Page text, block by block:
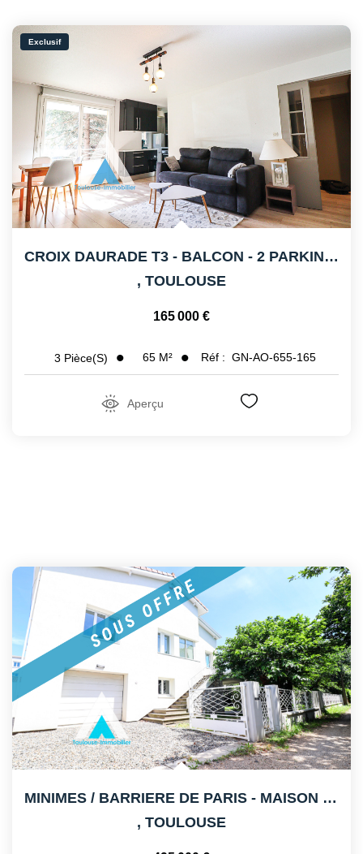
Exclusif
CROIX DAURADE T3 - BALCON - 2 PARKINGS
, TOULOUSE
165 000 €
3 Pièce(s) 65 M² Réf : GN-AO-655-165
Aperçu
MINIMES / BARRIERE DE PARIS - MAISON RENOVEE - GARAGE
, TOULOUSE